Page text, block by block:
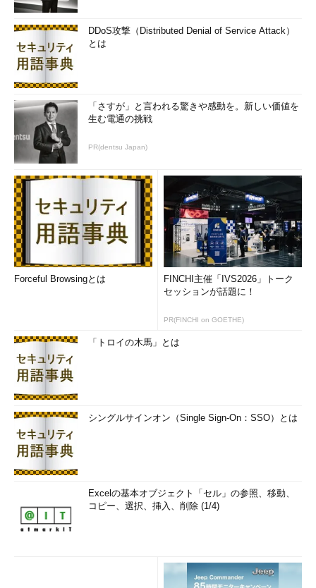
DDoS攻撃（Distributed Denial of Service Attack）
とは
「さすが」と言われる驚きや感動を。新しい価値を
生む電通の挑戦
PR(dentsu Japan)
Forceful Browsingとは
FINCHI主催「IVS2026」トーク
セッションが話題に！
PR(FINCHI on GOETHE)
「トロイの木馬」とは
シングルサインオン（Single Sign-On：SSO）とは
Excelの基本オブジェクト「セル」の参照、移動、
コピー、選択、挿入、削除 (1/4)